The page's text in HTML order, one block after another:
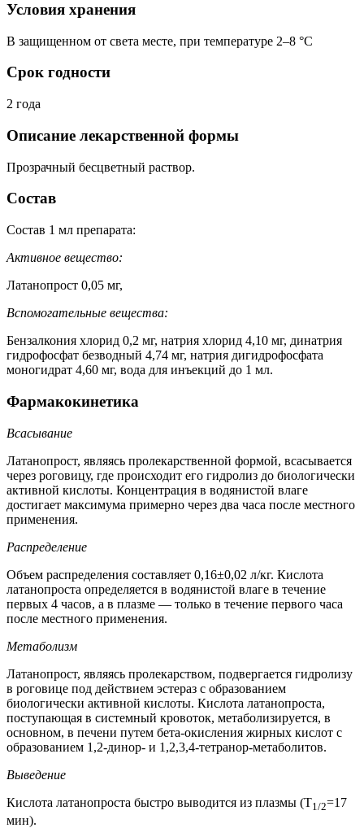
Условия хранения
В защищенном от света месте, при температуре 2–8 °C
Срок годности
2 года
Описание лекарственной формы
Прозрачный бесцветный раствор.
Состав
Состав 1 мл препарата:
Активное вещество:
Латанопрост 0,05 мг,
Вспомогательные вещества:
Бензалкония хлорид 0,2 мг, натрия хлорид 4,10 мг, динатрия
гидрофосфат безводный 4,74 мг, натрия дигидрофосфата
моногидрат 4,60 мг, вода для инъекций до 1 мл.
Фармакокинетика
Всасывание
Латанопрост, являясь пролекарственной формой, всасывается
через роговицу, где происходит его гидролиз до биологически
активной кислоты. Концентрация в водянистой влаге
достигает максимума примерно через два часа после местного
применения.
Распределение
Объем распределения составляет 0,16±0,02 л/кг. Кислота
латанопроста определяется в водянистой влаге в течение
первых 4 часов, а в плазме — только в течение первого часа
после местного применения.
Метаболизм
Латанопрост, являясь пролекарством, подвергается гидролизу
в роговице под действием эстераз с образованием
биологически активной кислоты. Кислота латанопроста,
поступающая в системный кровоток, метаболизируется, в
основном, в печени путем бета-окисления жирных кислот с
образованием 1,2-динор- и 1,2,3,4-тетранор-метаболитов.
Выведение
Кислота латанопроста быстро выводится из плазмы (Т1/2=17
мин).